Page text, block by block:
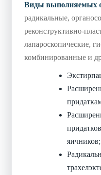
Виды выполняемых
радикальные,
реконструктивно-
лапароскопические,
комбинированные и
яичников;